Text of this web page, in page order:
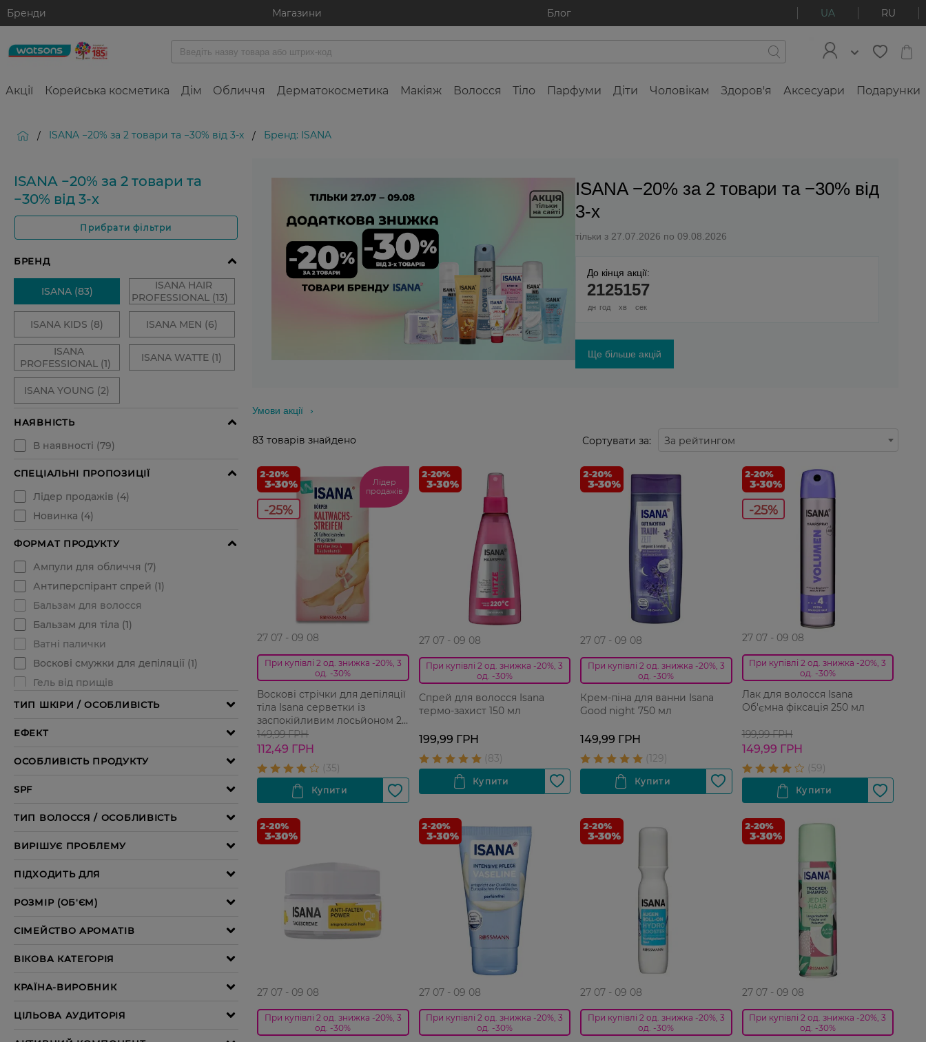
Бренди Магазини Блог UA RU
Акції Корейська косметика Дім Обличчя Дерматокосметика Макіяж Волосся Тіло Парфуми Діти Чоловікам Здоров'я Аксесуари Подарунки
/ ISANA −20% за 2 товари та −30% від 3-х / Бренд: ISANA
ISANA −20% за 2 товари та
−30% від 3-х
Прибрати фільтри
ISANA −20% за 2 товари та −30% від
3-х
тільки з 27.07.2026 по 09.08.2026
До кінця акції:
2
дн
12
год
51
хв
56
сек
Ще більше акцій
Умови акції
83 товарів знайдено Сортувати за: За рейтингом
-25%
Лідер
продажів
27 07 - 09 08
При купівлі 2 од. знижка -20%, 3
од. -30%
Воскові стрічки для депіляції
тіла Isana серветки із
заспокійливим лосьйоном 20
шт
149,99 ГРН
112,49 ГРН
27 07 - 09 08
При купівлі 2 од. знижка -20%, 3
од. -30%
Спрей для волосся Isana
термо-захист 150 мл
199,99 ГРН
27 07 - 09 08
При купівлі 2 од. знижка -20%, 3
од. -30%
Крем-піна для ванни Isana
Good night 750 мл
149,99 ГРН
-25%
27 07 - 09 08
При купівлі 2 од. знижка -20%, 3
од. -30%
Лак для волосся Isana
Об'ємна фіксація 250 мл
199,99 ГРН
149,99 ГРН
27 07 - 09 08
При купівлі 2 од. знижка -20%, 3
од. -30%
27 07 - 09 08
При купівлі 2 од. знижка -20%, 3
од. -30%
27 07 - 09 08
При купівлі 2 од. знижка -20%, 3
од. -30%
27 07 - 09 08
При купівлі 2 од. знижка -20%, 3
од. -30%